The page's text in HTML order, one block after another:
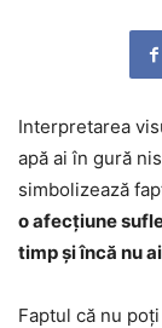
Interpretarea
apă ai în gură
simbolizează
o afecțiune
timp și încă nu
Faptul că nu